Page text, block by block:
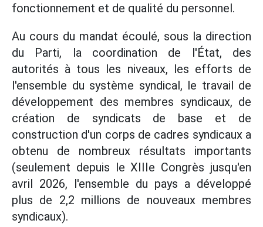
fonctionnement et de qualité du personnel.
Au cours du mandat écoulé, sous la direction
du Parti, la coordination de l'État, des
autorités à tous les niveaux, les efforts de
l'ensemble du système syndical, le travail de
développement des membres syndicaux, de
création de syndicats de base et de
construction d'un corps de cadres syndicaux a
obtenu de nombreux résultats importants
(seulement depuis le XIIIe Congrès jusqu'en
avril 2026, l'ensemble du pays a développé
plus de 2,2 millions de nouveaux membres
syndicaux).